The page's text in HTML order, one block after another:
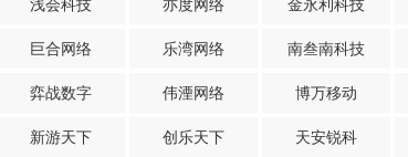
浅会科技 亦度网络 金永利科技
巨合网络 乐湾网络 南叁南科技
弈战数字 伟湮网络 博万移动
新游天下 创乐天下 天安锐科